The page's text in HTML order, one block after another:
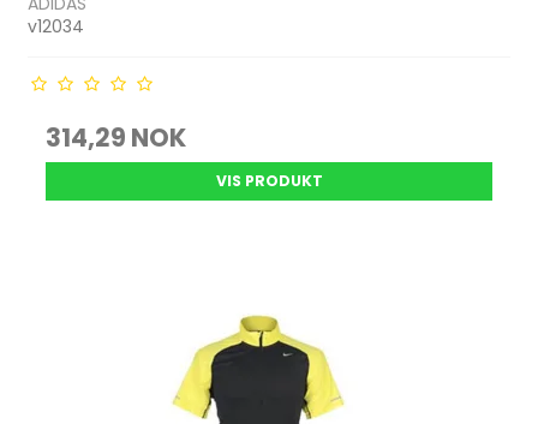
v12034
314,29 NOK
VIS PRODUKT